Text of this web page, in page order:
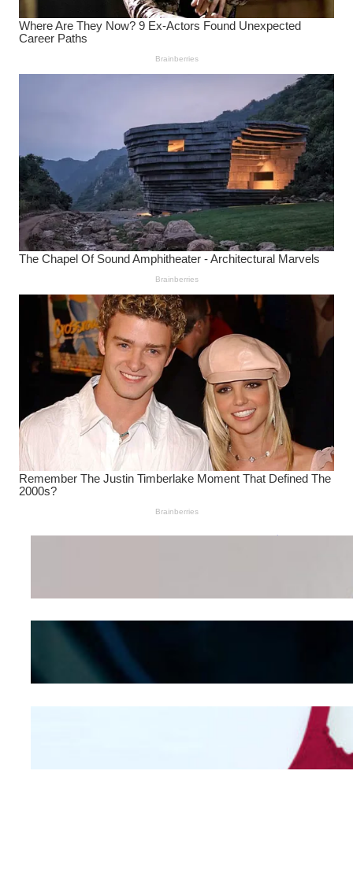
Wanita Pamer Pakaian
Kepribadian
Mengintip Kepribadian
Wanita Dari Warna Bra